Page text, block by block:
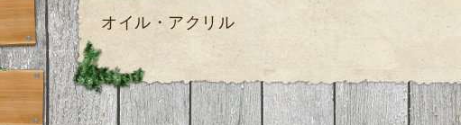
オイル・アクリル